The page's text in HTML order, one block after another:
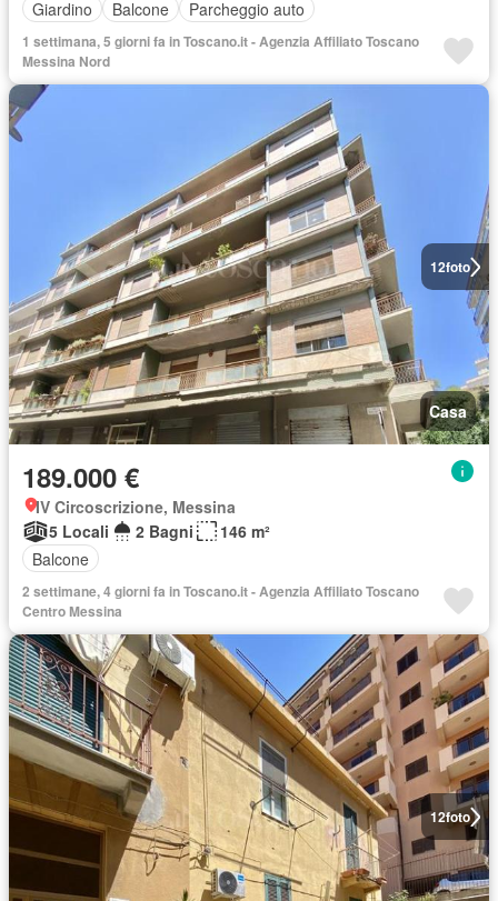
Giardino
Balcone Parcheggio auto
1 settimana, 5 giorni fa in Toscano.it - Agenzia Affiliato Toscano
Messina Nord
12foto
Casa
189.000 €
IV Circoscrizione, Messina
5 Locali
2 Bagni
146 m²
Balcone
2 settimane, 4 giorni fa in Toscano.it - Agenzia Affiliato Toscano
Centro Messina
12foto